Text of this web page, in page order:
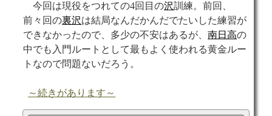
今回は現役をつれての4回目の沢訓練。前回、
前々回の裏沢は結局なんだかんだでたいした練習が
できなかったので、多少の不安はあるが、南日高の
中でも入門ルートとして最もよく使われる黄金ルー
トなので問題ないだろう。
～続きがあります～